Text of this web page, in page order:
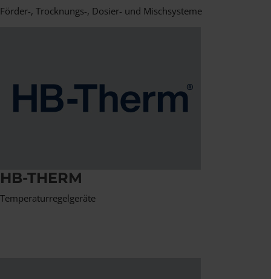
Förder-, Trocknungs-, Dosier- und Mischsysteme
HB-THERM
Temperaturregelgeräte